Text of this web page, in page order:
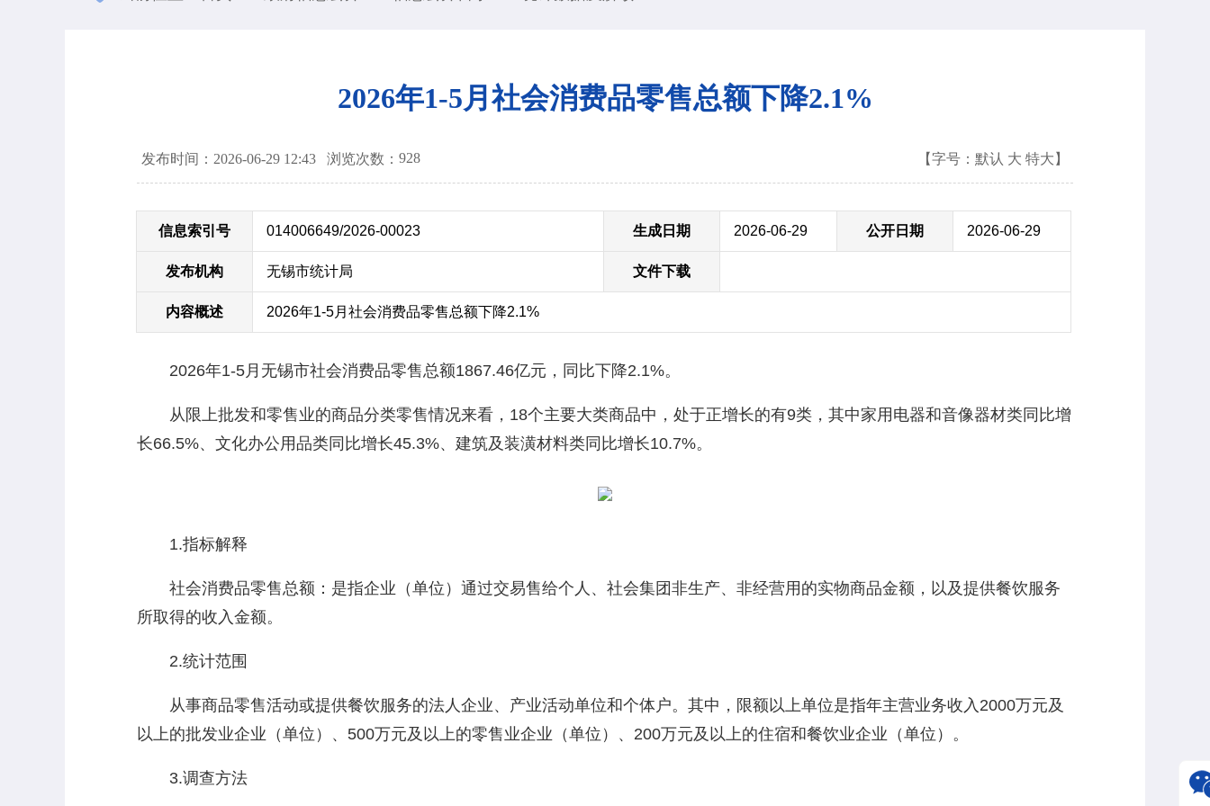
2026年1-5月社会消费品零售总额下降2.1%
发布时间：2026-06-29 12:43 浏览次数： 928 【字号： 默认 大 特大 】
信息索引号 014006649/2026-00023 生成日期 2026-06-29 公开日期 2026-06-29
发布机构 无锡市统计局 文件下载
内容概述 2026年1-5月社会消费品零售总额下降2.1%
2026年1-5月无锡市社会消费品零售总额1867.46亿元，同比下降2.1%。
从限上批发和零售业的商品分类零售情况来看，18个主要大类商品中，处于正增长的有9类，其中家用电器和音像器材类同比增
长66.5%、文化办公用品类同比增长45.3%、建筑及装潢材料类同比增长10.7%。
1.指标解释
社会消费品零售总额：是指企业（单位）通过交易售给个人、社会集团非生产、非经营用的实物商品金额，以及提供餐饮服务
所取得的收入金额。
2.统计范围
从事商品零售活动或提供餐饮服务的法人企业、产业活动单位和个体户。其中，限额以上单位是指年主营业务收入2000万元及
以上的批发业企业（单位）、500万元及以上的零售业企业（单位）、200万元及以上的住宿和餐饮业企业（单位）。
3.调查方法